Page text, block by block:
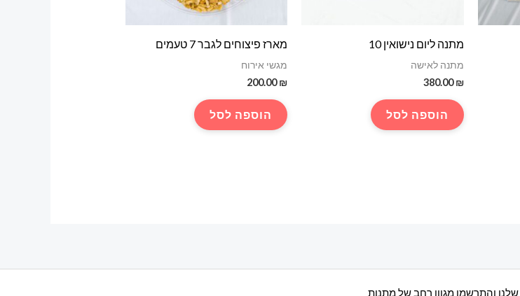
מתנה ליום נישואין 10
מתנה לאישה
380.00₪
הוספה לסל
מארז פיצוחים לגבר 7 טעמים
מגשי אירוח
200.00₪
הוספה לסל
והתרשמו מגוון רחב של מתנות